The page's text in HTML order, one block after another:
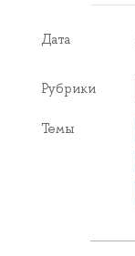
Дата
Рубрики
Темы